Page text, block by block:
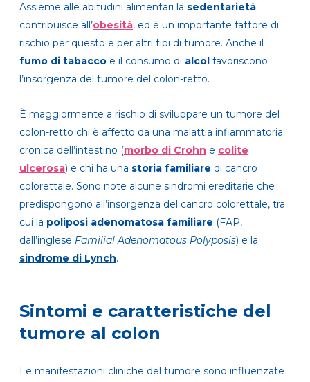
Assieme alle abitudini alimentari la sedentarietà
contribuisce all’obesità, ed è un importante fattore di
rischio per questo e per altri tipi di tumore. Anche il
fumo di tabacco e il consumo di alcol favoriscono
l’insorgenza del tumore del colon-retto.
È maggiormente a rischio di sviluppare un tumore del
colon-retto chi è affetto da una malattia infiammatoria
cronica dell’intestino (morbo di Crohn e colite
ulcerosa) e chi ha una storia familiare di cancro
colorettale. Sono note alcune sindromi ereditarie che
predispongono all’insorgenza del cancro colorettale, tra
cui la poliposi adenomatosa familiare (FAP,
dall’inglese Familial Adenomatous Polyposis) e la
sindrome di Lynch.
Sintomi e caratteristiche del
tumore al colon
Le manifestazioni cliniche del tumore sono influenzate